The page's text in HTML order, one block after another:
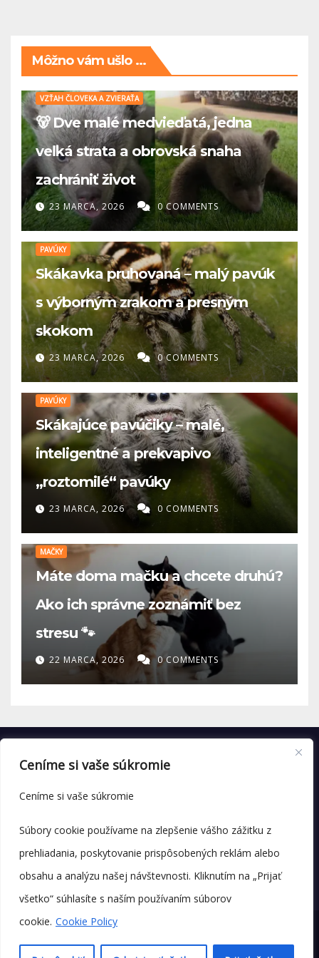
Ceníme si vaše súkromie
Ceníme si vaše súkromie
Súbory cookie používame na zlepšenie vášho zážitku z
prehliadania, poskytovanie prispôsobených reklám alebo
obsahu a analýzu našej návštevnosti. Kliknutím na „Prijať
všetko“ súhlasíte s naším používaním súborov
cookie. Cookie Policy
Môžno vám ušlo ...
VZŤAH ČLOVEKA A ZVIERAŤA
🐻 Dve malé medvieďatá, jedna
veľká strata a obrovská snaha
zachrániť život
23 MARCA, 2026 0 COMMENTS
PAVÚKY
Skákavka pruhovaná – malý pavúk
s výborným zrakom a presným
skokom
23 MARCA, 2026 0 COMMENTS
PAVÚKY
Skákajúce pavúčiky – malé,
inteligentné a prekvapivo
„roztomilé“ pavúky
23 MARCA, 2026 0 COMMENTS
MAČKY
Máte doma mačku a chcete druhú?
Ako ich správne zoznámiť bez
stresu 🐾
22 MARCA, 2026 0 COMMENTS